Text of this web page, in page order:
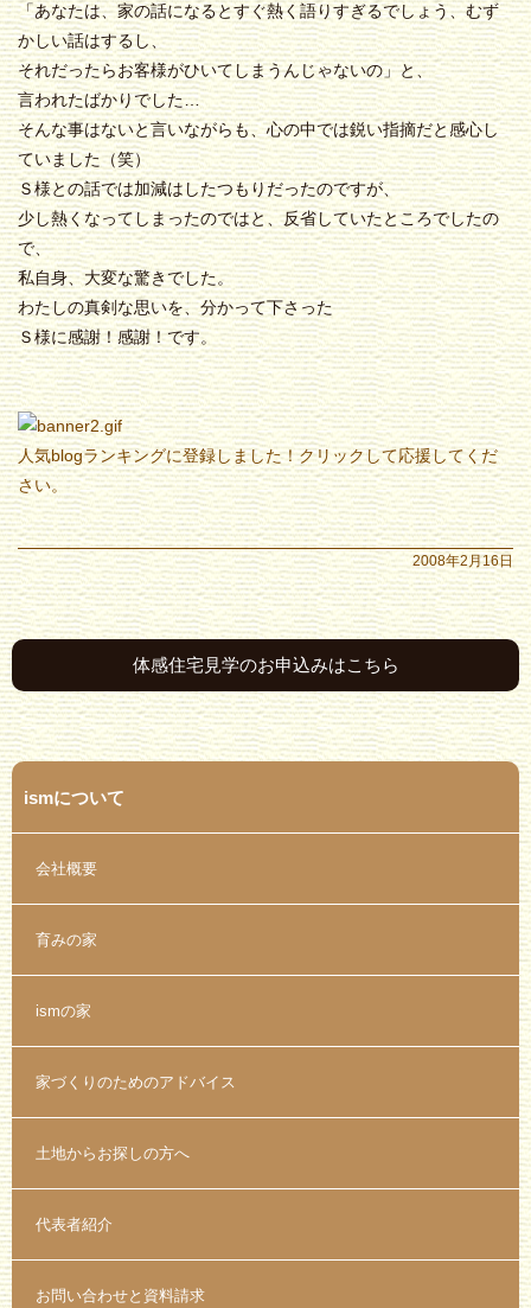
「あなたは、家の話になるとすぐ熱く語りすぎるでしょう、むず
かしい話はするし、
それだったらお客様がひいてしまうんじゃないの」と、
言われたばかりでした…
そんな事はないと言いながらも、心の中では鋭い指摘だと感心し
ていました（笑）
Ｓ様との話では加減はしたつもりだったのですが、
少し熱くなってしまったのではと、反省していたところでしたの
で、
私自身、大変な驚きでした。
わたしの真剣な思いを、分かって下さった
Ｓ様に感謝！感謝！です。
人気blogランキングに登録しました！クリックして応援してくだ
さい。
2008年2月16日
体感住宅見学のお申込みはこちら
ismについて
会社概要
育みの家
ismの家
家づくりのためのアドバイス
土地からお探しの方へ
代表者紹介
お問い合わせと資料請求